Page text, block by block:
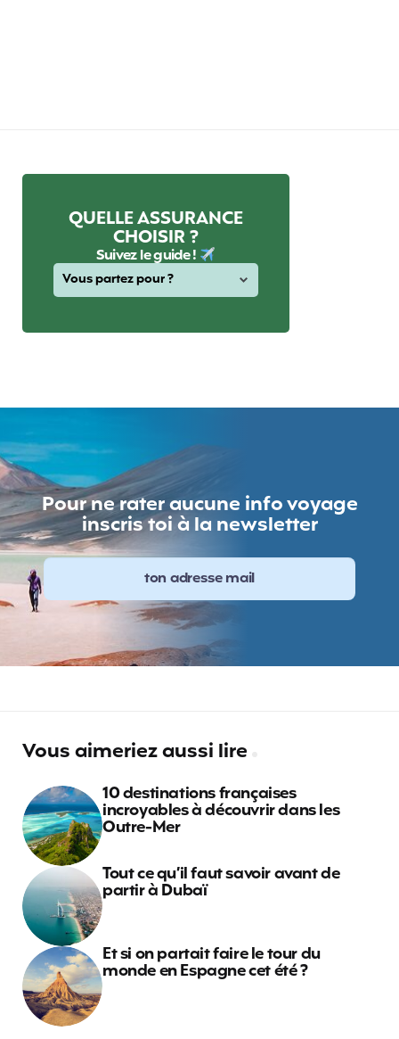
QUELLE ASSURANCE
CHOISIR ?
Suivez le guide !
Pour ne rater aucune info voyage
inscris toi à la newsletter
Vous aimeriez aussi lire
10 destinations françaises
incroyables à découvrir dans les
Outre-Mer
Tout ce qu’il faut savoir avant de
partir à Dubaï
Et si on partait faire le tour du
monde en Espagne cet été ?